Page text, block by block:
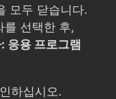
모두 닫습니다.
를 선택한 후,
응용 프로그램
하십시오.